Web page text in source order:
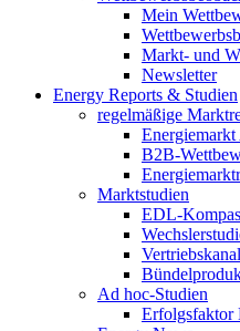
Mein
Markt- und
Newsletter
Energy Reports & Studien
regelmäßige
B2B-
Marktstudien
EDL-
Ad hoc-Studien
Erfolgsfaktor